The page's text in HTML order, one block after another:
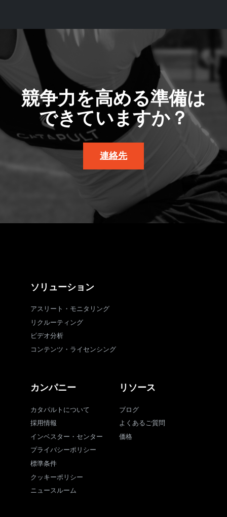
競争力を高める準備は
できていますか？
連絡先
ソリューション
アスリート・モニタリング
リクルーティング
ビデオ分析
コンテンツ・ライセンシング
カンパニー
カタパルトについて
採用情報
インベスター・センター
プライバシーポリシー
標準条件
クッキーポリシー
ニュースルーム
リソース
ブログ
よくあるご質問
価格